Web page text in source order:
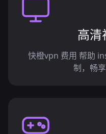
高清
快橙vpn 费用 帮助
制，畅